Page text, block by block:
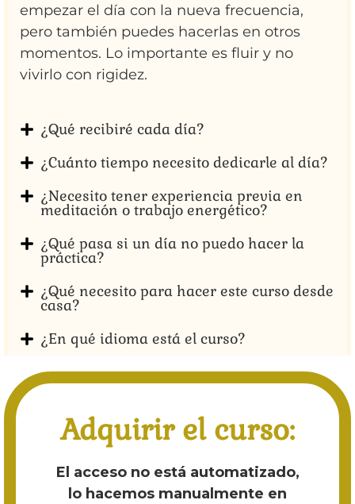
empezar el día con la nueva frecuencia,
pero también puedes hacerlas en otros
momentos. Lo importante es fluir y no
vivirlo con rigidez.
¿Qué recibiré cada día?
¿Cuánto tiempo necesito dedicarle al día?
¿Necesito tener experiencia previa en
meditación o trabajo energético?
¿Qué pasa si un día no puedo hacer la
práctica?
¿Qué necesito para hacer este curso desde
casa?
¿En qué idioma está el curso?
Adquirir el curso:
El acceso no está automatizado,
lo hacemos manualmente en